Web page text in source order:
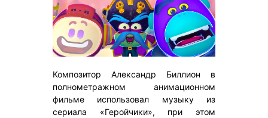
Композитор Александр Биллион в
полнометражном анимационном
фильме использовал музыку из
сериала «Геройчики», при этом